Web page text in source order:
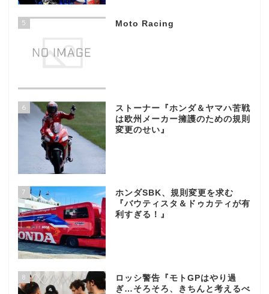
5 Moto Racing
6
ストーナー『ホンダ＆ヤマハ苦戦
は欧州メーカー擁護のための規則
変更のせい』
7
ホンダSBK、規則変更を求む
『バウティスタ＆ドゥカティが有
利すぎる！』
8
ロッシ警告『モトGPはやり過
ぎ…そろそろ、きちんと考えるべ